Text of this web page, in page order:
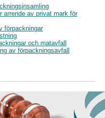
arrende av privat mark för
förpackningar
och matavfall
av förpackningsavfall